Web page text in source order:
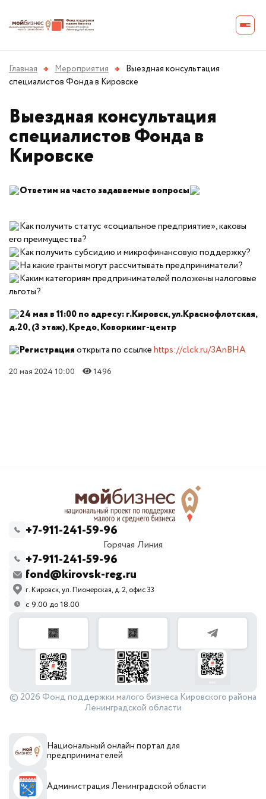
Главная → Мероприятия → Выездная консультация
специалистов Фонда в Кировске
Выездная консультация
специалистов Фонда в
Кировске
Ответим на часто задаваемые вопросы
Как получить статус «социальное предприятие», каковы
его преимущества?
Как получить субсидию и микрофинансовую поддержку?
На какие гранты могут рассчитывать предприниматели?
Каким категориям предпринимателей положены налоговые
льготы?
24 мая в 11:00 по адресу: г.Кировск, ул.Краснофлотская,
д.20, (3 этаж), Кредо, Коворкинг-центр
Регистрацияоткрыта по ссылкеhttps://clck.ru/3AnBHA
20 мая 2024 10:00 1496
+7-911-241-59-96
Горячая Линия
+7-911-241-59-96
fond@kirovsk-reg.ru
г. Кировск, ул. Пионерская, д. 2, офис 33
с 9.00 до 18.00
© 2026 Фонд поддержки малого бизнеса Кировского района
Ленинградской области
Национальный онлайн портал для
предпринимателей
Администрация Ленинградской области